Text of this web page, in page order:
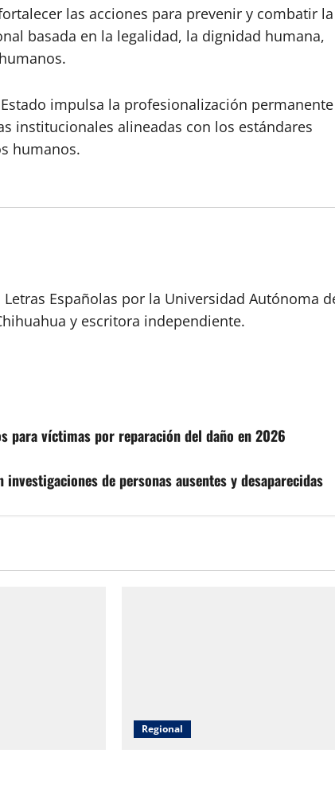
las acciones para prevenir y combatir la
basada en la legalidad, la dignidad humana,
impulsa la profesionalización permanente
institucionales alineadas con los estándares
humanos.
Españolas por la Universidad Autónoma
y escritora independiente.
para víctimas por reparación del daño en 2026
de personas ausentes y desaparecidas
Regional